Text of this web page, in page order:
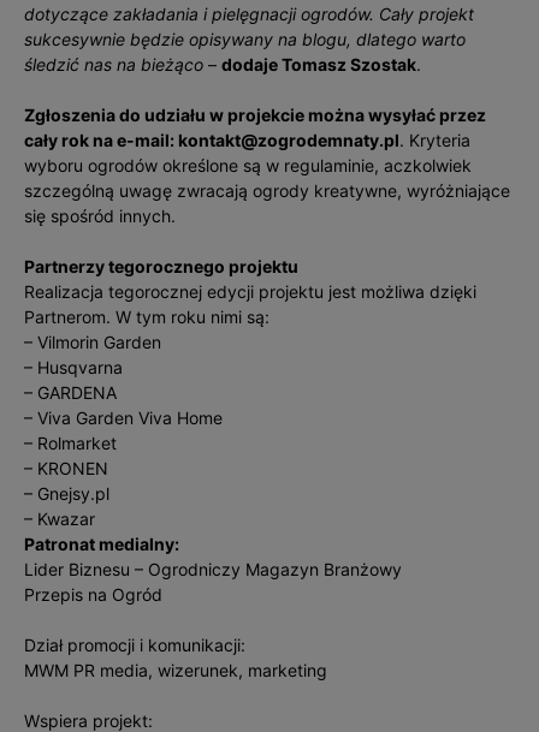
dotyczące zakładania i pielęgnacji ogrodów. Cały projekt
sukcesywnie będzie opisywany na blogu, dlatego warto
śledzić nas na bieżąco – dodaje Tomasz Szostak.
Zgłoszenia do udziału w projekcie można wysyłać przez
cały rok na e-mail: kontakt@zogrodemnaty.pl. Kryteria
wyboru ogrodów określone są w regulaminie, aczkolwiek
szczególną uwagę zwracają ogrody kreatywne, wyróżniające
się spośród innych.
Partnerzy tegorocznego projektu
Realizacja tegorocznej edycji projektu jest możliwa dzięki
Partnerom. W tym roku nimi są:
– Vilmorin Garden
– Husqvarna
– GARDENA
– Viva Garden Viva Home
– Rolmarket
– KRONEN
– Gnejsy.pl
– Kwazar
Patronat medialny:
Lider Biznesu – Ogrodniczy Magazyn Branżowy
Przepis na Ogród
Dział promocji i komunikacji:
MWM PR media, wizerunek, marketing
Wspiera projekt: